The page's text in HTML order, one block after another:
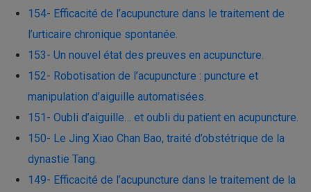
154- Efficacité de l’acupuncture dans le traitement de
l’urticaire chronique spontanée.
153- Un nouvel état des preuves en acupuncture.
152- Robotisation de l’acupuncture : puncture et
manipulation d’aiguille automatisées.
151- Oubli d’aiguille… et oubli du patient en acupuncture.
150- Le Jing Xiao Chan Bao, traité d’obstétrique de la
dynastie Tang.
149- Efficacité de l’acupuncture dans le traitement de la